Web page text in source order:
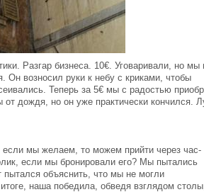
Разгар бизнеса. 10€. Уговаривали, но мы
Он возносил руки к небу с криками, чтобы
Теперь за 5€ мы с радостью
от дождя, но он уже практически кончился.
если мы желаем, то можем прийти через час-
если мы бронировали его? Мы пытались
объяснить, что мы не могли
наша победила, обведя взглядом